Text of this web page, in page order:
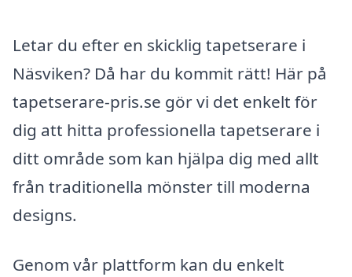
Letar du efter en skicklig tapetserare i
Näsviken? Då har du kommit rätt! Här på
tapetserare-pris.se gör vi det enkelt för
dig att hitta professionella tapetserare i
ditt område som kan hjälpa dig med allt
från traditionella mönster till moderna
designs.
Genom vår plattform kan du enkelt